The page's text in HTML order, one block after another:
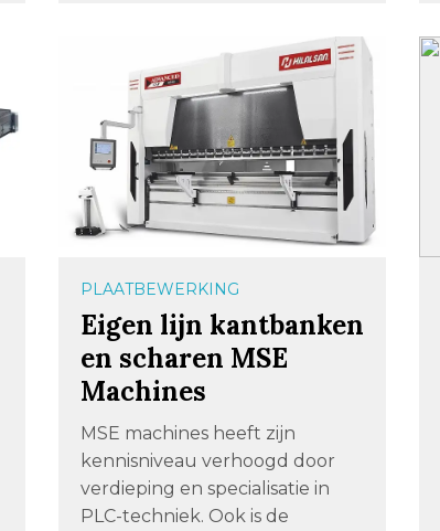
PLAATBEWERKING
Eigen lijn kantbanken
en scharen MSE
Machines
MSE machines heeft zijn
kennisniveau verhoogd door
verdieping en specialisatie in
PLC-techniek. Ook is de